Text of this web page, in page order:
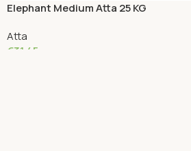
Elephant Medium Atta 25 KG
Atta
€31.45